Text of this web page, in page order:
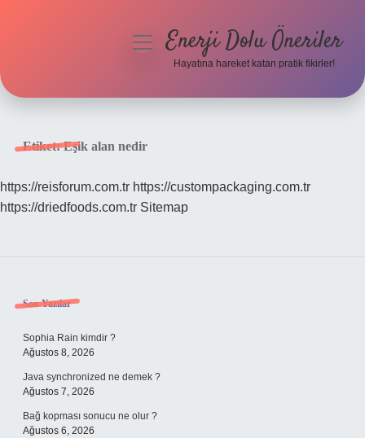
Hakkımızda
menüyüEnerji Dolu Öneriler
Hayatına hareket katan pratik fikirler!
Etiket:Eşik alan nedir
https://reisforum.com.tr https://custompackaging.com.tr
https://driedfoods.com.tr Sitemap
Sidebar
Son Yazılar
Sophia Rain kimdir ?
Ağustos 8, 2026
Java synchronized ne demek ?
Ağustos 7, 2026
Bağ kopması sonucu ne olur ?
Ağustos 6, 2026